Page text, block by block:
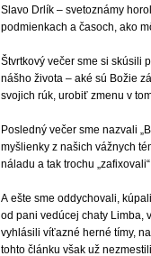
Slavo Drlík – svetoznámy
podmienkach a časoch, ako
Štvrtkový večer sme si skúsili
nášho života – aké sú Božie
svojich rúk, urobiť zmenu v
Posledný večer sme nazvali
myšlienky z našich vážnych
náladu a tak trochu
A ešte sme oddychovali,
od pani vedúcej chaty Limba,
vyhlásili víťazné herné tímy,
tohto článku však už